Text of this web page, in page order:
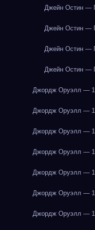
Джейн Остин —
Джейн Остин —
Джейн Остин —
Джейн Остин —
Джордж Оруэлл —
Джордж Оруэлл —
Джордж Оруэлл —
Джордж Оруэлл —
Джордж Оруэлл —
Джордж Оруэлл —
Джордж Оруэлл —